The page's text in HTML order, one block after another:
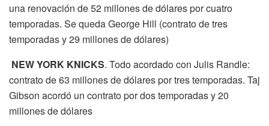
una renovación de 52 millones de dólares por cuatro
temporadas. Se queda George Hill (contrato de tres
temporadas y 29 millones de dólares)
NEW YORK KNICKS. Todo acordado con Julis Randle:
contrato de 63 millones de dólares por tres temporadas. Taj
Gibson acordó un contrato por dos temporadas y 20
millones de dólares